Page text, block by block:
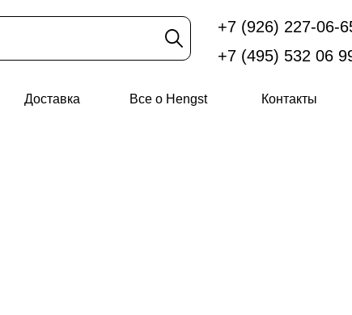
Контакты
Доставка Все о Hengst
+7 (926) 227-06-
+7 (495) 532 06